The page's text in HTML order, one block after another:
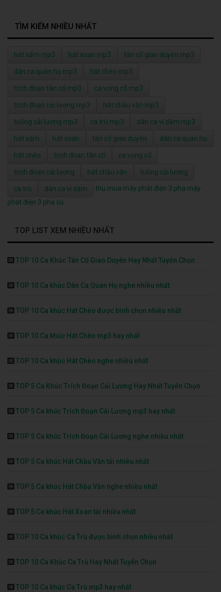
TÌM KIẾM NHIỀU NHẤT
hát xẩm mp3 hát xoan mp3 tân cổ giao duyên mp3
dân ca quan họ mp3 hát chèo mp3
trích đoạn tân cổ mp3 ca vọng cổ mp3
trích đoạn cải lương mp3 hát chầu văn mp3
tuồng cải lương mp3 ca trù mp3 dân ca ví dặm mp3
hát xẩm hát xoan tân cổ giao duyên dân ca quan họ
hát chèo trích đoạn tân cổ ca vọng cổ
trích đoạn cải lương hát chầu văn tuồng cải lương
ca trù dân ca ví dặm thu mua máy phát điện 3 pha máy
phát điện 3 pha cũ
TOP LIST XEM NHIỀU NHẤT
TOP 10 Ca Khúc Tân Cổ Giao Duyên Hay Nhất Tuyển Chọn
TOP 10 Ca khúc Dân Ca Quan Họ nghe nhiều nhất
TOP 10 Ca khúc Hát Chèo được bình chọn nhiều nhất
TOP 10 Ca khúc Hát Chèo mp3 hay nhất
TOP 10 Ca khúc Hát Chèo nghe nhiều nhất
TOP 5 Ca Khúc Trích Đoạn Cải Lương Hay Nhất Tuyển Chọn
TOP 5 Ca khúc Trích Đoạn Cải Lương mp3 hay nhất
TOP 5 Ca khúc Trích Đoạn Cải Lương nghe nhiều nhất
TOP 5 Ca khúc Hát Chầu Văn tải nhiều nhất
TOP 5 Ca khúc Hát Chầu Văn nghe nhiều nhất
TOP 5 Ca khúc Hát Xoan tải nhiều nhất
TOP 10 Ca khúc Ca Trù được bình chọn nhiều nhất
TOP 10 Ca Khúc Ca Trù Hay Nhất Tuyển Chọn
TOP 10 Ca khúc Ca Trù mp3 hay nhất